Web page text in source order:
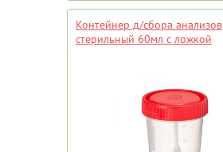
Контейнер д/сбора анализов
стерильный 60мл с ложкой